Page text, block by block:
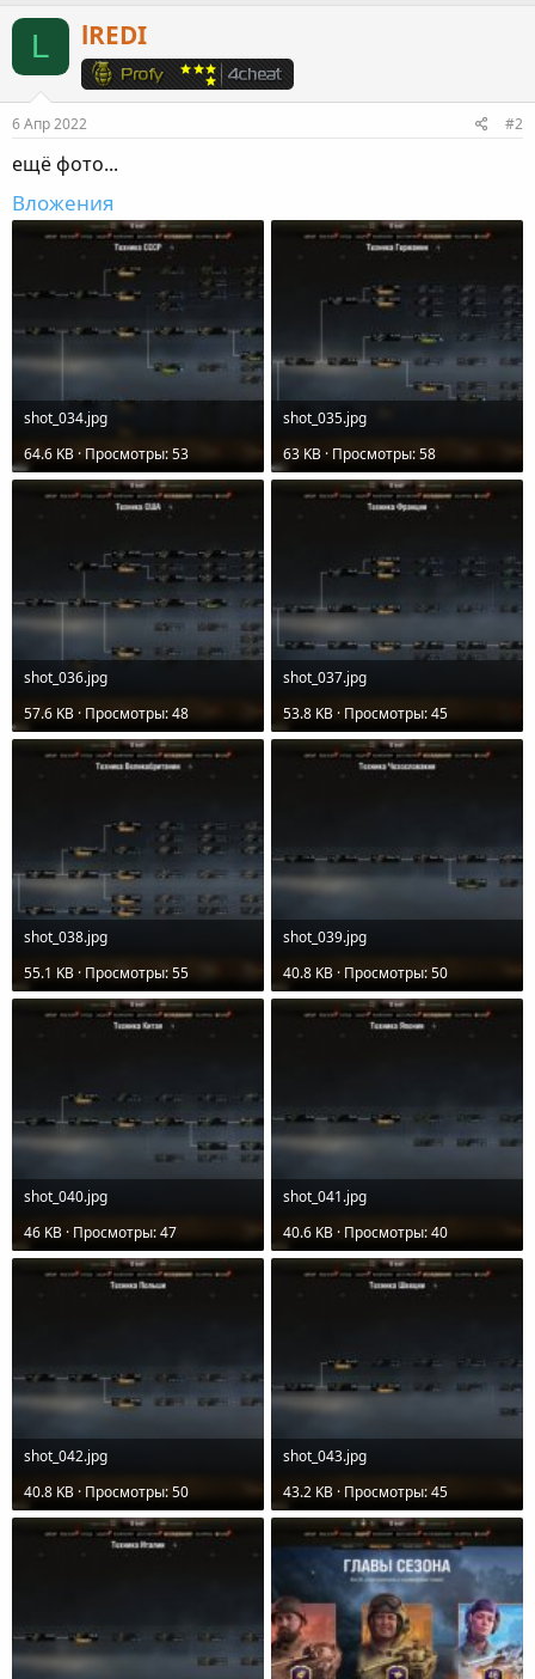
L lREDI
6 Апр 2022 #2
ещё фото...
Вложения
shot_034.jpg
64.6 KB · Просмотры: 53
shot_035.jpg
63 KB · Просмотры: 58
shot_036.jpg
57.6 KB · Просмотры: 48
shot_037.jpg
53.8 KB · Просмотры: 45
shot_038.jpg
55.1 KB · Просмотры: 55
shot_039.jpg
40.8 KB · Просмотры: 50
shot_040.jpg
46 KB · Просмотры: 47
shot_041.jpg
40.6 KB · Просмотры: 40
shot_042.jpg
40.8 KB · Просмотры: 50
shot_043.jpg
43.2 KB · Просмотры: 45